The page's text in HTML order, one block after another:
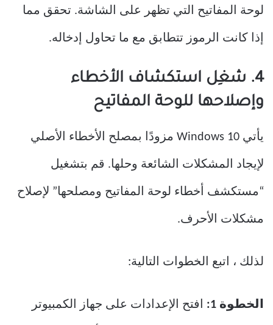
لوحة المفاتيح التي تظهر على الشاشة. تحقق مما
إذا كانت الرموز تتطابق مع ما تحاول إدخاله.
4. شغِل استكشاف الأخطاء
وإصلاحها للوحة المفاتيح
يأتي Windows 10 مزودًا بمصلح الأخطاء الأصلي
لإيجاد المشكلات الشائعة وحلها. قم بتشغيل
“مستكشف أخطاء لوحة المفاتيح ومصلحها” لإصلاح
مشكلات الأحرف.
لذلك ، اتبع الخطوات التالية:
الخطوة 1: افتح الإعدادات على جهاز الكمبيوتر